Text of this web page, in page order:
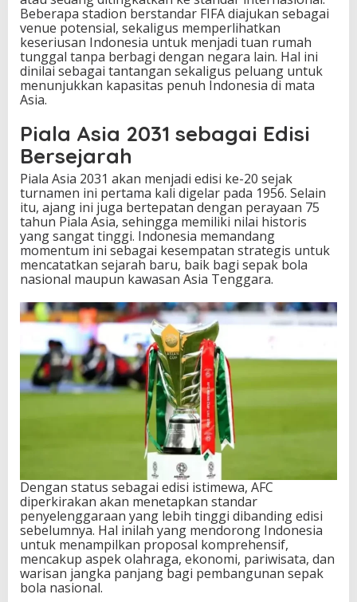
Beberapa stadion berstandar FIFA diajukan sebagai
venue potensial, sekaligus memperlihatkan
keseriusan Indonesia untuk menjadi tuan rumah
tunggal tanpa berbagi dengan negara lain. Hal ini
dinilai sebagai tantangan sekaligus peluang untuk
menunjukkan kapasitas penuh Indonesia di mata
Asia.
Piala Asia 2031 sebagai Edisi
Bersejarah
Piala Asia 2031 akan menjadi edisi ke-20 sejak
turnamen ini pertama kali digelar pada 1956. Selain
itu, ajang ini juga bertepatan dengan perayaan 75
tahun Piala Asia, sehingga memiliki nilai historis
yang sangat tinggi. Indonesia memandang
momentum ini sebagai kesempatan strategis untuk
mencatatkan sejarah baru, baik bagi sepak bola
nasional maupun kawasan Asia Tenggara.
Dengan status sebagai edisi istimewa, AFC
diperkirakan akan menetapkan standar
penyelenggaraan yang lebih tinggi dibanding edisi
sebelumnya. Hal inilah yang mendorong Indonesia
untuk menampilkan proposal komprehensif,
mencakup aspek olahraga, ekonomi, pariwisata, dan
warisan jangka panjang bagi pembangunan sepak
bola nasional.